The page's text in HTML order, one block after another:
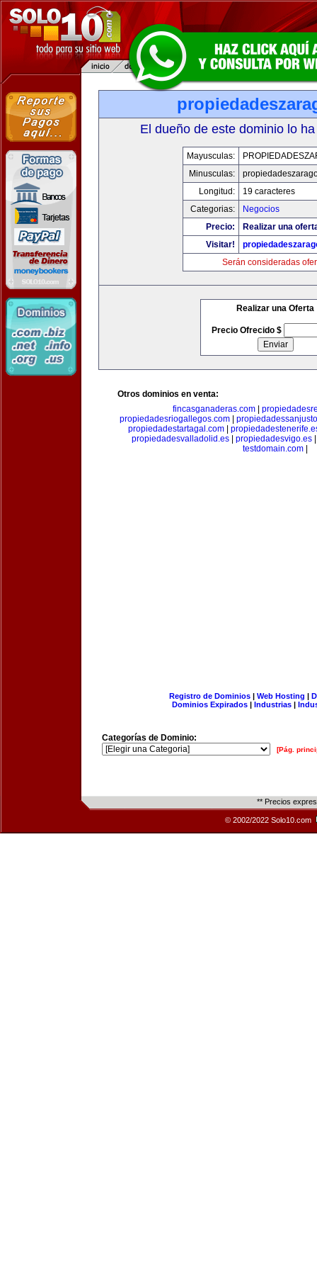
El dueño de este dominio lo
Mayusculas:
Minusculas:
Longitud:
19 caracteres
Categorias:
Negocios
Precio:
Realizar una
Visitar!
Serán consideradas
Realizar una Oferta
Precio Ofrecido $
Otros dominios en venta:
fincasganaderas.com|
propiedadesriogallegos.com|
propiedadestartagal.com|
propiedadesvalladolid.es
propiedadesvigo.es
testdomain.com
Registro de Dominios| Web Hosting |
Dominios Expirados | Industrias |
Categorías de Dominio:
[Pág.
** Precios
© 2002/2022 Solo10.com